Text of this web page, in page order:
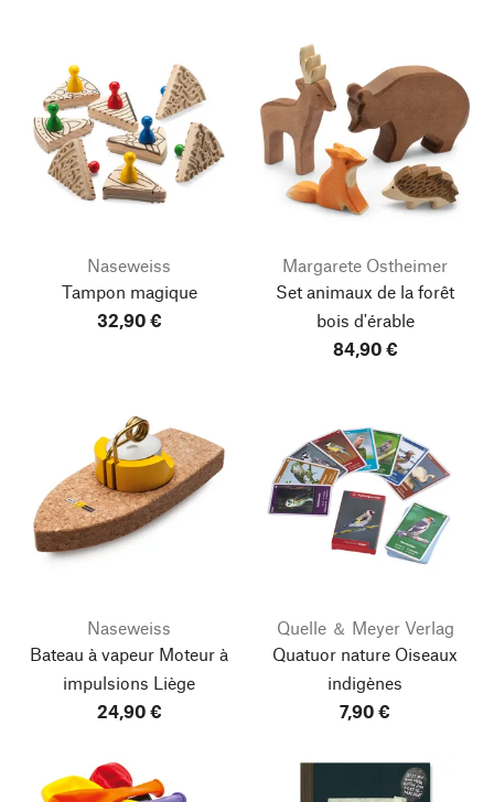
Naseweiss
Tampon magique
32,90 €
Margarete Ostheimer
Set animaux de la forêt
bois d'érable
84,90 €
Naseweiss
Bateau à vapeur Moteur à
impulsions Liège
24,90 €
Quelle ＆ Meyer Verlag
Quatuor nature Oiseaux
indigènes
7,90 €